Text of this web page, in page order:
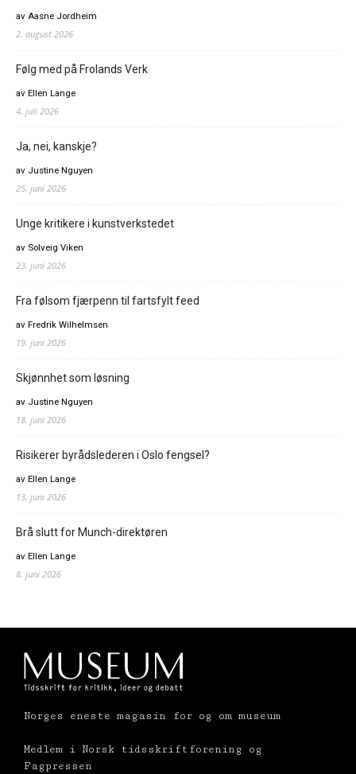
av Aasne Jordheim
2. august 2026
Følg med på Frolands Verk
av Ellen Lange
4. juli 2026
Ja, nei, kanskje?
av Justine Nguyen
25. juni 2026
Unge kritikere i kunstverkstedet
av Solveig Viken
23. juni 2026
Fra følsom fjærpenn til fartsfylt feed
av Fredrik Wilhelmsen
19. juni 2026
Skjønnhet som løsning
av Justine Nguyen
18. juni 2026
Risikerer byrådslederen i Oslo fengsel?
av Ellen Lange
13. juni 2026
Brå slutt for Munch-direktøren
av Ellen Lange
8. juni 2026
Norges eneste magasin for og om museum
Medlem i Norsk tidsskriftforening og
Fagpressen